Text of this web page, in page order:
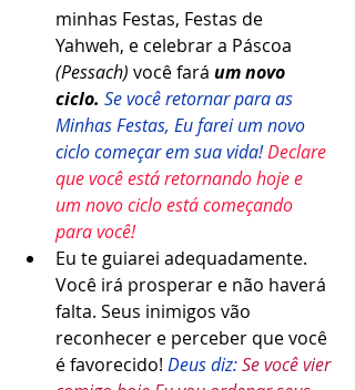
minhas Festas, Festas de
Yahweh, e celebrar a Páscoa
(Pessach) você fará um novo
ciclo. Se você retornar para as
Minhas Festas, Eu farei um novo
ciclo começar em sua vida! Declare
que você está retornando hoje e
um novo ciclo está começando
para você!
Eu te guiarei adequadamente.
Você irá prosperar e não haverá
falta. Seus inimigos vão
reconhecer e perceber que você
é favorecido! Deus diz: Se você vier